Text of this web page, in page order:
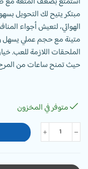
مبتكر يتيح لك التحويل
الهوائي، لتعيش أجواء
متينة مع حجم عملي يسهل
الملحقات اللازمة للعب.
حيث تمنح ساعات من المرح
متوفر في المخزون